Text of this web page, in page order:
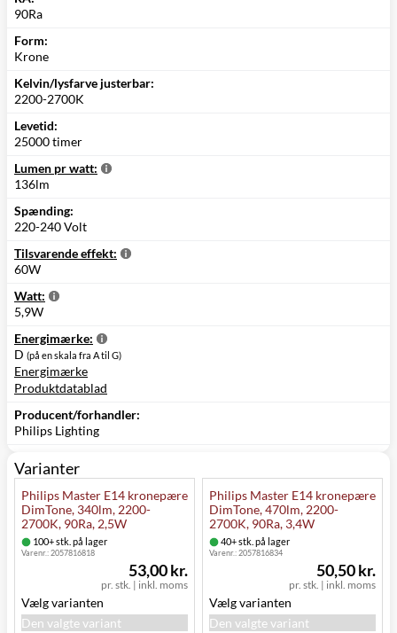
90Ra
Form:
Krone
Kelvin/lysfarve justerbar:
2200-2700K
Levetid:
25000 timer
Lumen pr watt:
136lm
Spænding:
220-240 Volt
Tilsvarende effekt:
60W
Watt:
5,9W
Energimærke:
D (på en skala fra A til G)
Energimærke
Produktdatablad
Producent/forhandler:
Philips Lighting
Varianter
Philips Master E14 kronepære
DimTone, 340lm, 2200-
2700K, 90Ra, 2,5W
100+ stk. på lager
Varenr.:2057816818
pr. stk. | inkl. moms
53,00 kr.
Vælg varianten
Den valgte variant
Philips Master E14 kronepære
DimTone, 470lm, 2200-
2700K, 90Ra, 3,4W
40+ stk. på lager
Varenr.:2057816834
pr. stk. | inkl. moms
50,50 kr.
Vælg varianten
Den valgte variant